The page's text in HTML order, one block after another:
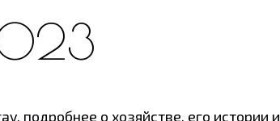
подробнее о хозяйстве, его истории и